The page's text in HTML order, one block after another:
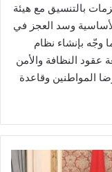
بالتنسيق مع هيئة
وسد العجز في
وجّه بإنشاء نظام
عقود النظافة والأمن
المواطنين وقاعدة